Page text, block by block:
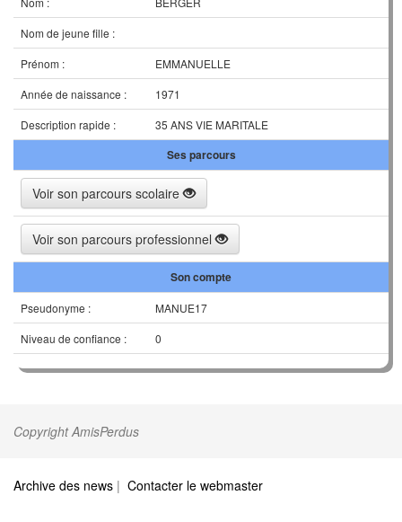
Nom de jeune fille :
Prénom :
EMMANUELLE
Année de naissance :
1971
Description rapide :
35 ANS VIE MARITALE
Ses parcours
Voir son parcours scolaire
Voir son parcours professionnel
Son compte
Pseudonyme :
MANUE17
Niveau de confiance :
0
Copyright AmisPerdus
Archive des news | Contacter le webmaster